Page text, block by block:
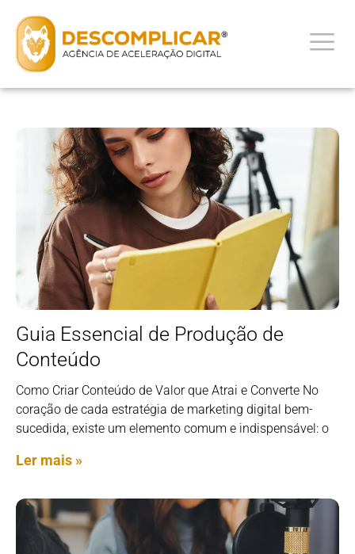
Guia Essencial de Produção de
Conteúdo
Como Criar Conteúdo de Valor que Atrai e Converte No
coração de cada estratégia de marketing digital bem-
sucedida, existe um elemento comum e indispensável: o
Ler mais »